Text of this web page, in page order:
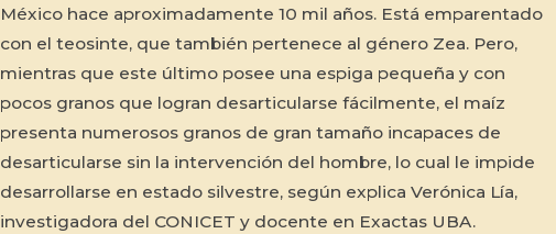
México hace aproximadamente 10 mil años. Está emparentado
con el teosinte, que también pertenece al género Zea. Pero,
mientras que este último posee una espiga pequeña y con
pocos granos que logran desarticularse fácilmente, el maíz
presenta numerosos granos de gran tamaño incapaces de
desarticularse sin la intervención del hombre, lo cual le impide
desarrollarse en estado silvestre, según explica Verónica Lía,
investigadora del CONICET y docente en Exactas UBA.